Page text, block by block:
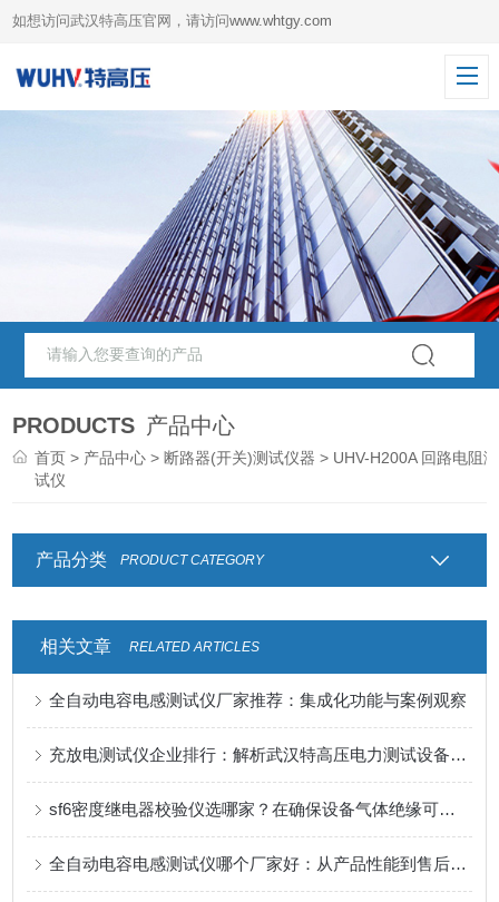
如想访问武汉特高压官网，请访问www.whtgy.com
PRODUCTS 产品中心
首页 > 产品中心 > 断路器(开关)测试仪器 > UHV-H200A 回路电阻测
试仪
产品分类 PRODUCT CATEGORY
相关文章 RELATED ARTICLES
全自动电容电感测试仪厂家推荐：集成化功能与案例观察
充放电测试仪企业排行：解析武汉特高压电力测试设备的应用价值
sf6密度继电器校验仪选哪家？在确保设备气体绝缘可靠性中的校验价值
全自动电容电感测试仪哪个厂家好：从产品性能到售后服务的平衡考量